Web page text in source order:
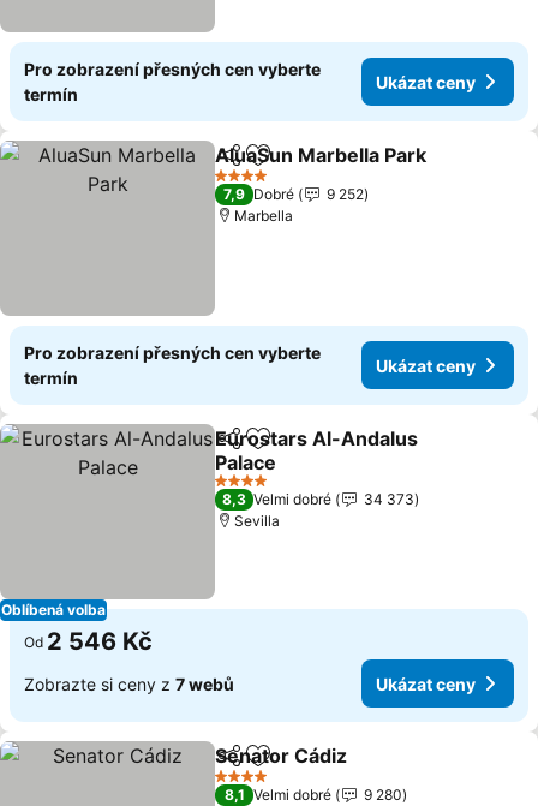
Pro zobrazení přesných cen vyberte
termín
Ukázat ceny
SdíletPřidat na seznam oblíbených
AluaSun Marbella Park
4 Počet hvězdiček
7,9 Dobré
9 252
Marbella
Pro zobrazení přesných cen vyberte
termín
Ukázat ceny
Oblíbená volba
SdíletPřidat na seznam oblíbených
Eurostars Al-Andalus
Palace
Ukázat ceny
4 Počet hvězdiček
8,3 Velmi dobré
34 373
Sevilla
Od 2 546 Kč
Zobrazte si ceny z 7 webů Ukázat ceny
SdíletPřidat na seznam oblíbených
Senator Cádiz
4 Počet hvězdiček
8,1 Velmi dobré
9 280